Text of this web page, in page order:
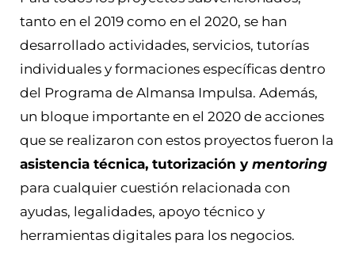
tanto en el 2019 como en el 2020, se han
desarrollado actividades, servicios, tutorías
individuales y formaciones específicas dentro
del Programa de Almansa Impulsa. Además,
un bloque importante en el 2020 de acciones
que se realizaron con estos proyectos fueron la
asistencia técnica, tutorización y mentoring
para cualquier cuestión relacionada con
ayudas, legalidades, apoyo técnico y
herramientas digitales para los negocios.